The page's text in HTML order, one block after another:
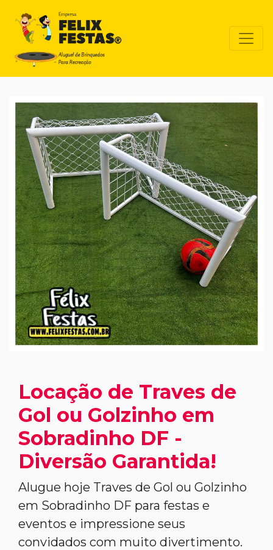
Locação de Traves de
Gol ou Golzinho em
Sobradinho DF -
Diversão Garantida!
Alugue hoje Traves de Gol ou Golzinho
em Sobradinho DF para festas e
eventos e impressione seus
convidados com muito divertimento.